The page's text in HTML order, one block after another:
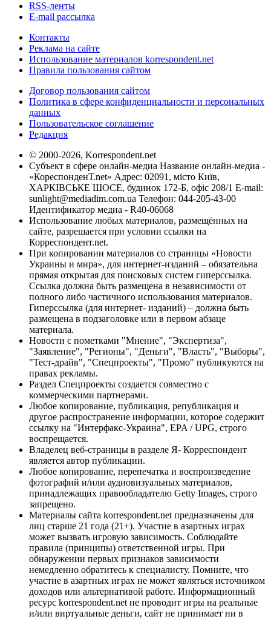
RSS-ленты
E-mail рассылка
Контакты
Реклама на сайте
Использование материалов korrespondent.net
Правила пользования сайтом
Договор пользования сайтом
Политика в сфере конфиденциальности и персональных
данных
Пользовательское соглашение
Редакция
© 2000-2026, Korrespondent.net
Субъект в сфере онлайн-медиа Название онлайн-медиа -
«КореспонденТ.net» Адрес: 02091, місто Київ,
ХАРКІВСЬКЕ ШОСЕ, будинок 172-Б, офіс 208/1 E-mail:
sunlight@mediadim.com.ua Телефон: 044-205-43-00
Идентификатор медиа - R40-06068
Использование любых материалов, размещённых на
сайте, разрешается при условии ссылки на
Корреспондент.net.
При копировании материалов со страницы «Новости
Украины и мира», для интернет-изданий – обязательна
прямая открытая для поисковых систем гиперссылка.
Ссылка должна быть размещена в независимости от
полного либо частичного использования материалов.
Гиперссылка (для интернет- изданий) – должна быть
размещена в подзаголовке или в первом абзаце
материала.
Новости с пометками "Мнение", "Экспертиза",
"Заявление", "Регионы", "Деньги", "Власть", "Выборы",
"Тест-драйв", "Спецпроекты", "Промо" публикуются на
правах рекламы.
Раздел Спецпроекты создается совместно с
коммерческими партнерами.
Любое копирование, публикация, републикация и
другое распространение информации, которое содержит
ссылку на "Интерфакс-Украина", EPA / UPG, строго
воспрещается.
Владелец веб-страницы в разделе Я- Корреспондент
является автор публикации.
Любое копирование, перепечатка и воспроизведение
фотографий и/или аудиовизуальных материалов,
принадлежащих правообладателю Getty Images, строго
запрещено.
Материалы сайта korrespondent.net предназначены для
лиц старше 21 года (21+). Участие в азартных играх
может вызвать игровую зависимость. Соблюдайте
правила (принципы) ответственной игры. При
обнаружении первых признаков зависимости
немедленно обратитесь к специалисту. Помните, что
участие в азартных играх не может являться источником
доходов или альтернативой работе. Информационный
ресурс korrespondent.net не проводит игры на реальные
и/или виртуальные деньги, сайт не принимает ни в